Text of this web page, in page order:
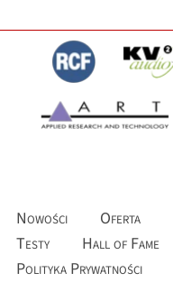
Nowości Oferta
Testy
Hall of Fame
Polityka Prywatności